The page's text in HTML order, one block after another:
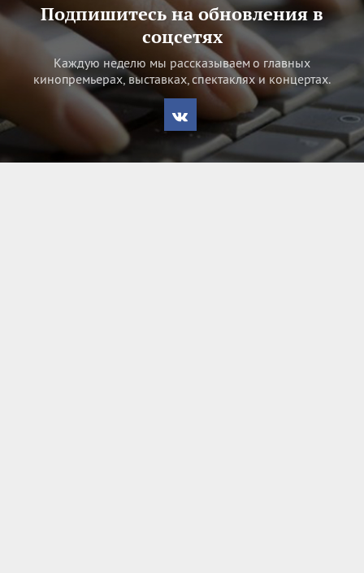
Подпишитесь на обновления в
соцсетях
Каждую неделю мы рассказываем о главных
кинопремьерах, выставках, спектаклях и концертах.